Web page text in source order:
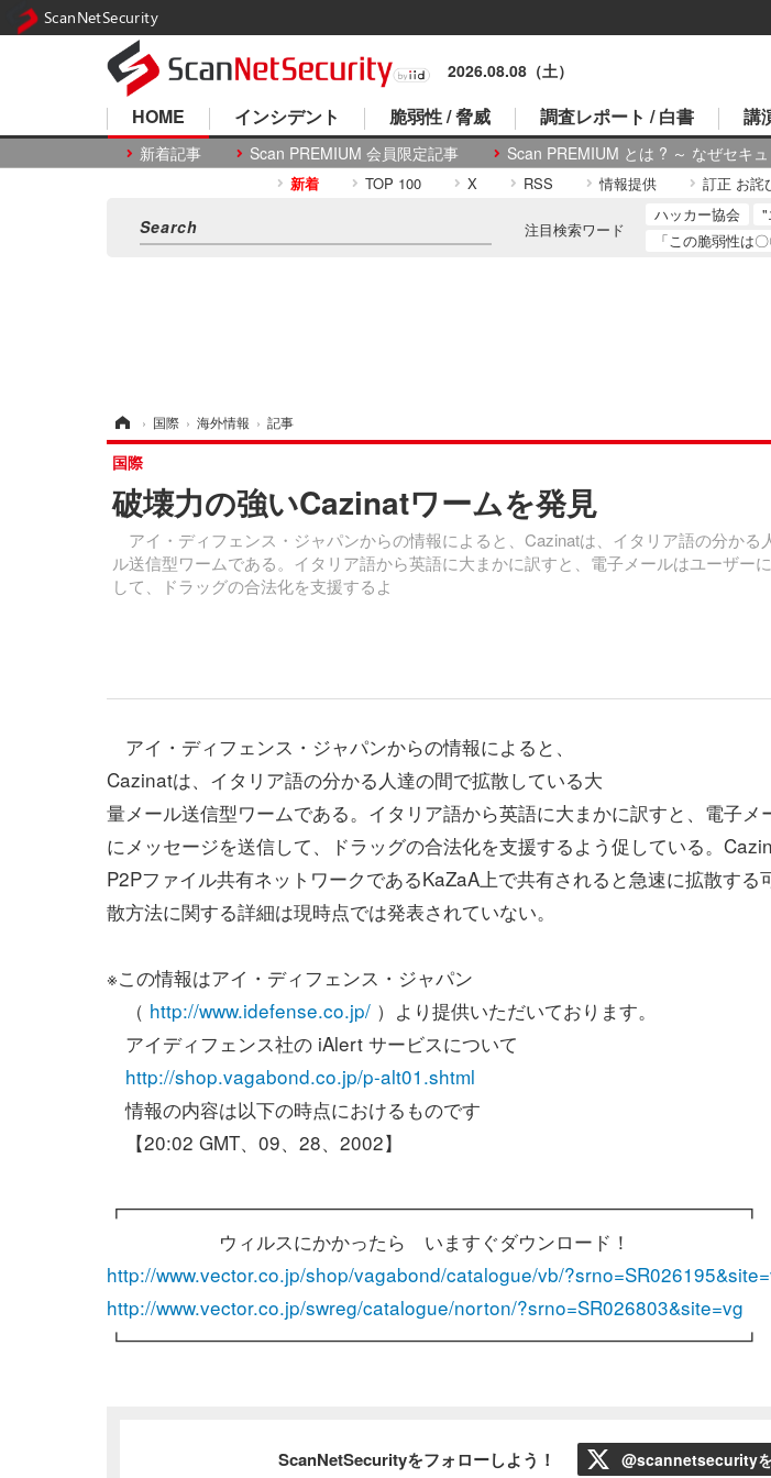
2026.08.08（土）
HOME
新着記事 Scan PREMIUM 会員限定記事 Scan PREMIUM とは ? ～ なぜセキ
インシデント 脆弱性 / 脅威 調査レポート / 白書 講
新着 TOP 100 X RSS 情報提供 訂正 お詫
注目検索ワード
ハッカー協会 "
「この脆弱性は
› 国際 › 海外情報 › 記事
破壊力の強いCazinatワームを発見
アイ・ディフェンス・ジャパンからの情報によると、Cazinatは、イタリア語の分かる
ル送信型ワームである。イタリア語から英語に大まかに訳すと、電子メールはユーザー
して、ドラッグの合法化を支援するよ
国際
アイ・ディフェンス・ジャパンからの情報によると、
Cazinatは、イタリア語の分かる人達の間で拡散している大
量メール送信型ワームである。イタリア語から英語に大まかに訳すと、電子メ
にメッセージを送信して、ドラッグの合法化を支援するよう促している。
P2Pファイル共有ネットワークであるKaZaA上で共有されると急速に拡散する
散方法に関する詳細は現時点では発表されていない。
※この情報はアイ・ディフェンス・ジャパン
（ http://www.idefense.co.jp/ ）より提供いただいております。
アイディフェンス社の iAlert サービスについて
http://shop.vagabond.co.jp/p-alt01.shtml
情報の内容は以下の時点におけるものです
【20:02 GMT、09、28、2002】
┏━━━━━━━━━━━━━━━━━━━━━━━━━━━━━━━━━┓
ウィルスにかかったら いますぐダウンロード！
http://www.vector.co.jp/shop/vagabond/catalogue/vb/
http://www.vector.co.jp/swreg/catalogue/norton/?srno=SR026803&site=vg
┗━━━━━━━━━━━━━━━━━━━━━━━━━━━━━━━━━┛
ScanNetSecurityをフォローしよう！ @scannetsecurity
ScanNetSecurity